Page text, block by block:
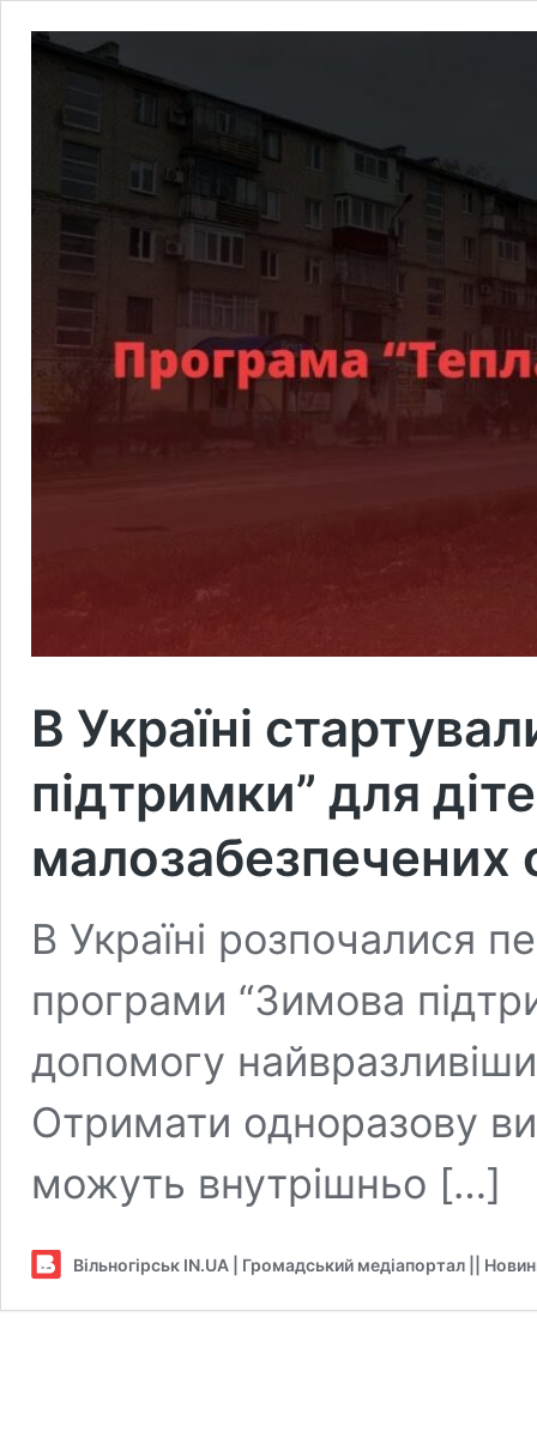
В Україні
підтримки” для
малозабезпечених
В Україні розпочалися
програми “Зимова
допомогу
Отримати одноразову
можуть внутрішньо […]
Вільногірськ IN.UA | Громадський медіапортал ||